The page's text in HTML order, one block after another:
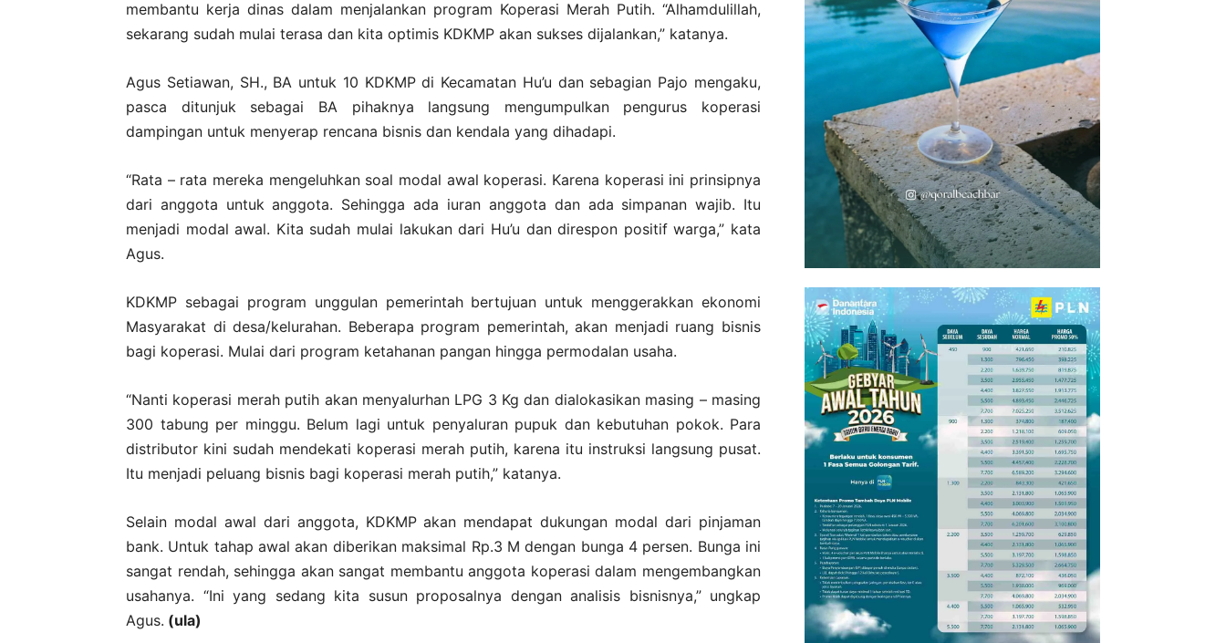
membantu kerja dinas dalam menjalankan program Koperasi Merah Putih. “Alhamdulillah,
sekarang sudah mulai terasa dan kita optimis KDKMP akan sukses dijalankan,” katanya.
Agus Setiawan, SH., BA untuk 10 KDKMP di Kecamatan Hu’u dan sebagian Pajo mengaku,
pasca ditunjuk sebagai BA pihaknya langsung mengumpulkan pengurus koperasi
dampingan untuk menyerap rencana bisnis dan kendala yang dihadapi.
“Rata – rata mereka mengeluhkan soal modal awal koperasi. Karena koperasi ini prinsipnya
dari anggota untuk anggota. Sehingga ada iuran anggota dan ada simpanan wajib. Itu
menjadi modal awal. Kita sudah mulai lakukan dari Hu’u dan direspon positif warga,” kata
Agus.
KDKMP sebagai program unggulan pemerintah bertujuan untuk menggerakkan ekonomi
Masyarakat di desa/kelurahan. Beberapa program pemerintah, akan menjadi ruang bisnis
bagi koperasi. Mulai dari program ketahanan pangan hingga permodalan usaha.
“Nanti koperasi merah putih akan menyalurhan LPG 3 Kg dan dialokasikan masing – masing
300 tabung per minggu. Belum lagi untuk penyaluran pupuk dan kebutuhan pokok. Para
distributor kini sudah mendekati koperasi merah putih, karena itu instruksi langsung pusat.
Itu menjadi peluang bisnis bagi koperasi merah putih,” katanya.
Selain modal awal dari anggota, KDKMP akan mendapat dukungan modal dari pinjaman
bank. Untuk tahap awal akan diberikan maksimal Rp.3 M dengan bunga 4 persen. Bunga ini
sangat rendah, sehingga akan sangat membantu anggota koperasi dalam mengembangkan
usahanya. “Ini yang sedang kita susun proposalnya dengan analisis bisnisnya,” ungkap
Agus. (ula)